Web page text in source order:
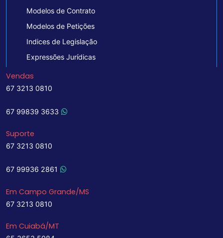
Modelos de Contrato
Modelos de Petições
Indices de Legislação
Expressões Jurídicas
Vendas
67 3213 0810
67 99839 3633
Suporte
67 3213 0810
67 99936 2861
Em Campo Grande/MS
67 3213 0810
Em Cuiabá/MT